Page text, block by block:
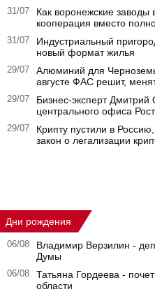
31/07
Как воронежские
кооперация вместо
31/07
Индустриальный
новый формат жилья
29/07
Алюминий для
августе ФАС решит,
29/07
Бизнес-эксперт
центрального офиса
29/07
Крипту пустили в
закон о легализации
Дни рождения
06/08
Владимир Верзилин -
Думы
06/08
Татьяна Гордеева -
области